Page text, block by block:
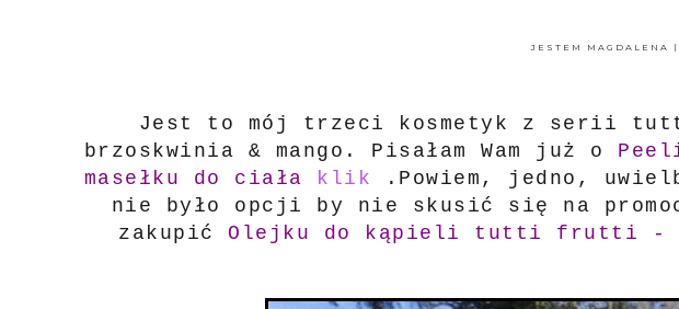
JESTEM MAGDALENA |
Jest to mój trzeci kosmetyk z serii
brzoskwinia & mango. Pisałam Wam już o
masełku do ciała klik
.Powiem, jedno,
nie było opcji by nie skusić się na
zakupić Olejku do kąpieli tutti frutti -